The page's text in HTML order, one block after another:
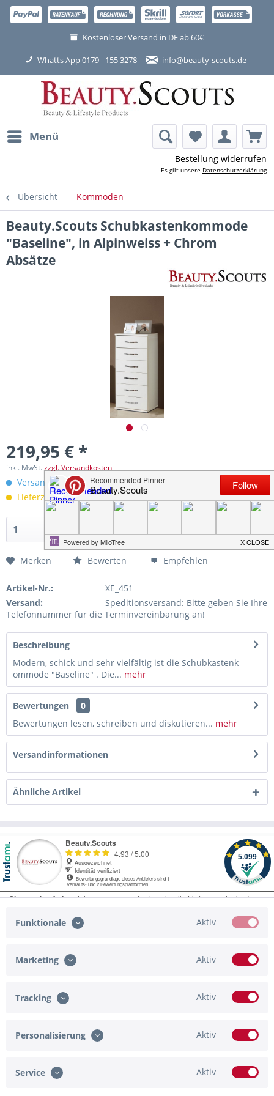
Kostenloser Versand in DE ab 60€
Whatts App 0179 - 155 3278 info@beauty-scouts.de
Menü
Bestellung widerrufen
Es gilt unsere Datenschutzerklärung
Übersicht Kommoden
Beauty.Scouts Schubkastenkommode
"Baseline", in Alpinweiss + Chrom
Absätze
219,95 € *
inkl. MwSt.zzgl. Versandkosten
Versandkostenfreie Lieferung innerhalb Deutschlands!
Lieferzeit 30 Werktage
Merken Bewerten Empfehlen
Artikel-Nr.:
XE_451
Versand:
Speditionsversand: Bitte geben Sie Ihre
Telefonnummer für die Terminvereinbarung an!
Beschreibung
Modern, schick und sehr vielfältig ist die Schubkastenk
ommode "Baseline" . Die... mehr
Bewertungen
0
Bewertungen lesen, schreiben und diskutieren... mehr
Versandinformationen
Ähnliche Artikel
Service Hotline
Shop Service
Zahlungsmöglichkeiten
Newsletter
Funktionale Aktiv
Marketing Aktiv
Tracking Aktiv
Personalisierung Aktiv
Service Aktiv